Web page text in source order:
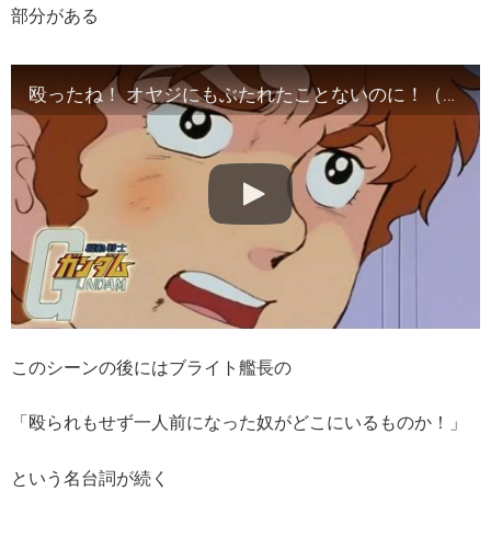
部分がある
殴ったね！ オヤジにもぶたれたことないのに！（アムロ・レイ／機動戦士ガンダム第9話）【ガンダム名セリフ・名言・名シーン】
このシーンの後にはブライト艦長の
「殴られもせず一人前になった奴がどこにいるものか！」
という名台詞が続く